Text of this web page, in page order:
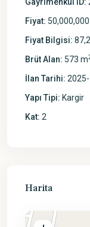
Fiyat:
Fiyat Bilgisi:
Brüt Alan: 573 m
İlan Tarihi:
Yapı Tipi: Kargir
Kat: 2
Harita